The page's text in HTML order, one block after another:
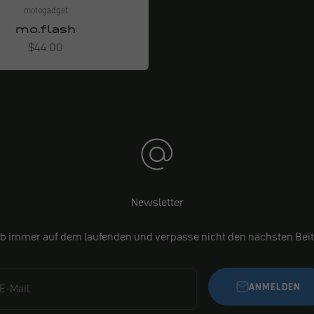
motogadget
mo.flash
Angebot
$44.00
Newsletter
immer auf dem laufenden und verpasse nicht den nächsten
E-Mail ANMELDEN